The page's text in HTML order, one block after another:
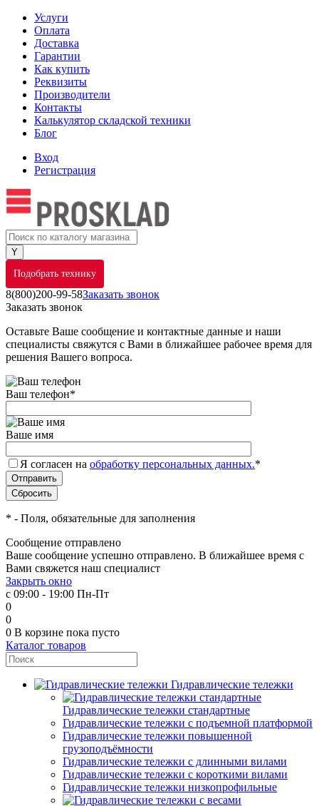
Услуги
Оплата
Доставка
Гарантии
Как купить
Реквизиты
Производители
Контакты
Калькулятор складской техники
Блог
Вход
Регистрация
Подобрать технику
8(800)200-99-58Заказать звонок
Заказать звонок
Оставьте Ваше сообщение и контактные данные и наши
специалисты свяжутся с Вами в ближайшее рабочее время для
решения Вашего вопроса.
Ваш телефон*
Ваше имя
Я согласен на обработку персональных данных.*
* - Поля, обязательные для заполнения
Сообщение отправлено
Ваше сообщение успешно отправлено. В ближайшее время с
Вами свяжется наш специалист
Закрыть окно
с 09:00 - 19:00 Пн-Пт
0
0
0 В корзине пока пусто
Каталог товаров
Гидравлические тележки
Гидравлические тележки стандартные
Гидравлические тележки с подъемной платформой
Гидравлические тележки повышенной
грузоподъёмности
Гидравлические тележки с длинными вилами
Гидравлические тележки с короткими вилами
Гидравлические тележки низкопрофильные